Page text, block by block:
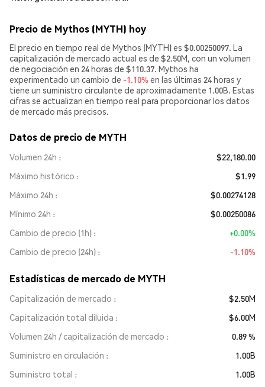
Precio de Mythos (MYTH) hoy
El precio en tiempo real de Mythos (MYTH) es $0.00250097. La
capitalización de mercado actual es de $2.50M, con un volumen
de negociación en 24 horas de $110.37. Mythos ha
experimentado un cambio de -1.10% en las últimas 24 horas y
tiene un suministro circulante de aproximadamente 1.00B. Estas
cifras se actualizan en tiempo real para proporcionar los datos
de mercado más precisos.
Datos de precio de MYTH
Volumen 24h
$22,180.00
Máximo histórico
$1.99
Máximo 24h
$0.00274128
Mínimo 24h
$0.00250086
Cambio de precio (1h)
+0.00%
Cambio de precio (24h)
-1.10%
Estadísticas de mercado de MYTH
Capitalización de mercado
$2.50M
Capitalización total diluida
$6.00M
Volumen 24h / capitalización de mercado
0.89 %
Suministro en circulación
1.00B
Suministro total
1.00B